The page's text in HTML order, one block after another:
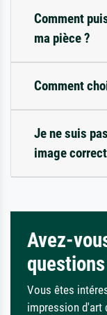
Comment
ma pièce ?
Comment
Je ne suis
image
Avez-
Vous êtes
impression d'art